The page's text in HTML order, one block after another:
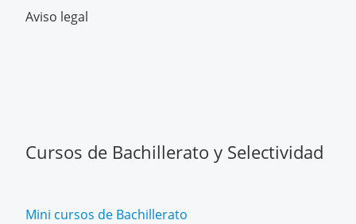
Aviso legal
Cursos de Bachillerato y Selectividad
Mini cursos de Bachillerato